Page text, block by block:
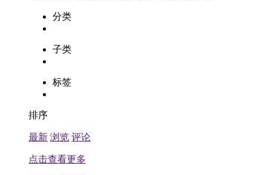
分类
子类
标签
排序
最新 浏览 评论
点击查看更多